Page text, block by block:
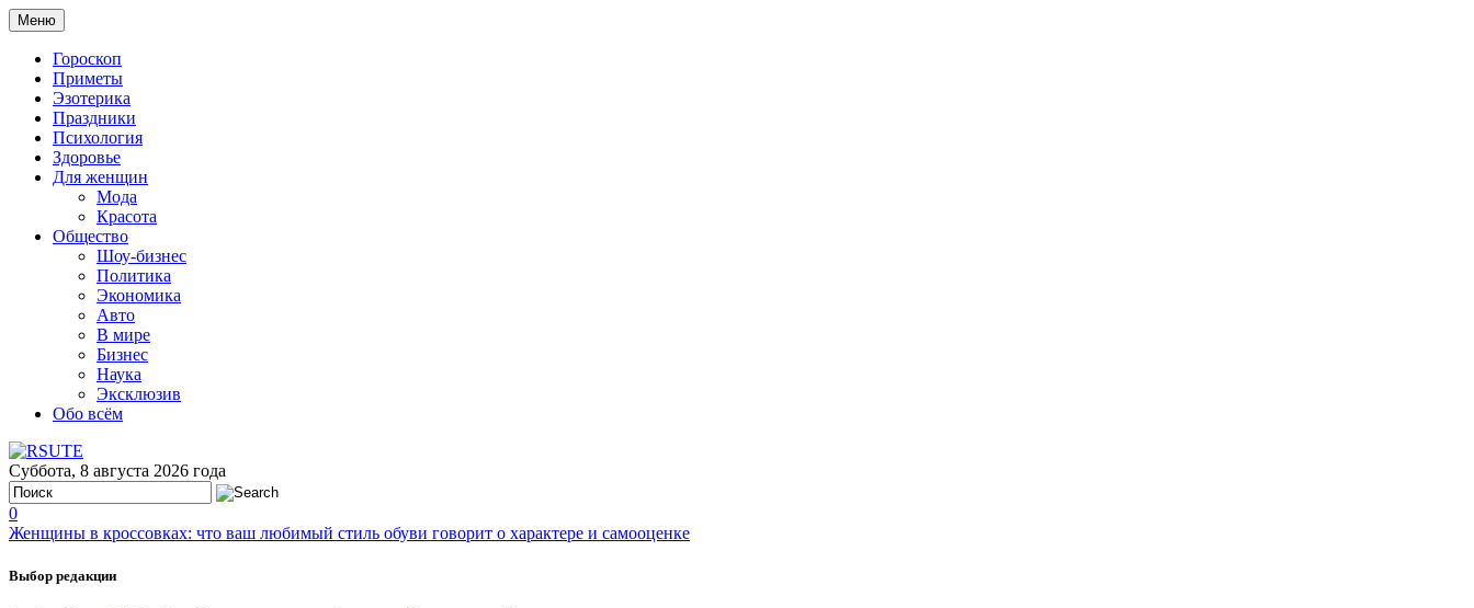
Меню
Гороскоп
Приметы
Эзотерика
Праздники
Психология
Здоровье
Для женщин
Мода
Красота
Общество
Шоу-бизнес
Политика
Экономика
Авто
В мире
Бизнес
Наука
Эксклюзив
Обо всём
Суббота, 8 августа 2026 года
0
Женщины в кроссовках: что ваш любимый стиль обуви говорит о характере и самооценке
Выбор редакции